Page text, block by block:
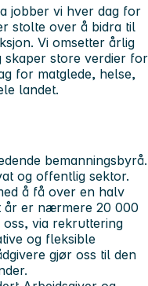
jobber vi hver dag for
stolte over å bidra til
Vi omsetter årlig
store verdier for
for matglede, helse,
landet.
bemanningsbyrå.
og offentlig sektor.
å få over en halv
år er nærmere 20 000
oss, via rekruttering
og fleksible
gjør oss til den